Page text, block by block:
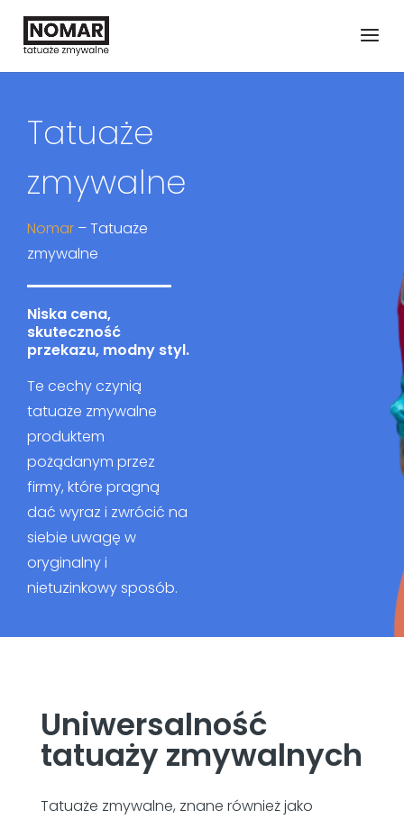
Tatuaże
zmywalne
Nomar –Tatuaże
zmywalne
Niska cena,
skuteczność
przekazu, modny styl.
Te cechy czynią
tatuaże zmywalne
produktem
pożądanym przez
firmy, które pragną
dać wyraz i zwrócić na
siebie uwagę w
oryginalny i
nietuzinkowy sposób.
Uniwersalność
tatuaży zmywalnych
Tatuaże zmywalne, znane również jako